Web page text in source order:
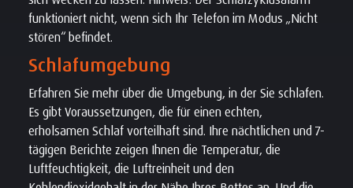
funktioniert nicht, wenn sich Ihr Telefon im Modus „Nicht
stören“ befindet.
Schlafumgebung
Erfahren Sie mehr über die Umgebung, in der Sie schlafen.
Es gibt Voraussetzungen, die für einen echten,
erholsamen Schlaf vorteilhaft sind. Ihre nächtlichen und 7-
tägigen Berichte zeigen Ihnen die Temperatur, die
Luftfeuchtigkeit, die Luftreinheit und den